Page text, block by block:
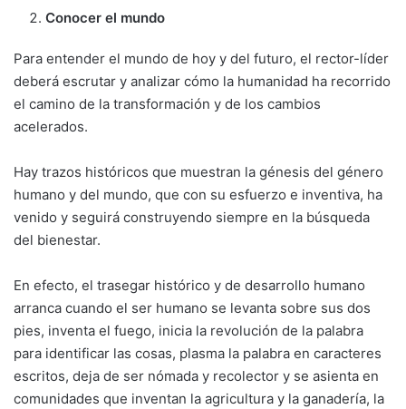
Conocer el mundo
Para entender el mundo de hoy y del futuro, el rector-líder
deberá escrutar y analizar cómo la humanidad ha recorrido
el camino de la trans­formación y de los cambios
acelerados.
Hay trazos históricos que muestran la génesis del género
humano y del mundo, que con su esfuerzo e inventiva, ha
venido y seguirá cons­truyendo siempre en la búsqueda
del bienes­tar.
En efecto, el trasegar histórico y de desarro­llo humano
arranca cuando el ser humano se levanta sobre sus dos
pies, inventa el fuego, inicia la revolución de la palabra
para identi­ficar las cosas, plasma la palabra en caracte­res
escritos, deja de ser nómada y recolector y se asienta en
comunidades que inventan la agricultura y la ganadería, la